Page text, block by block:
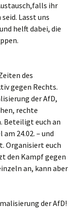
ihr
Lasst uns
helft dabei, die
des
gegen Rechts.
der AfD,
rechte
Beteiligt euch an
24.02. – und
Organisiert euch
den Kampf gegen
an, kann aber
der AfD!